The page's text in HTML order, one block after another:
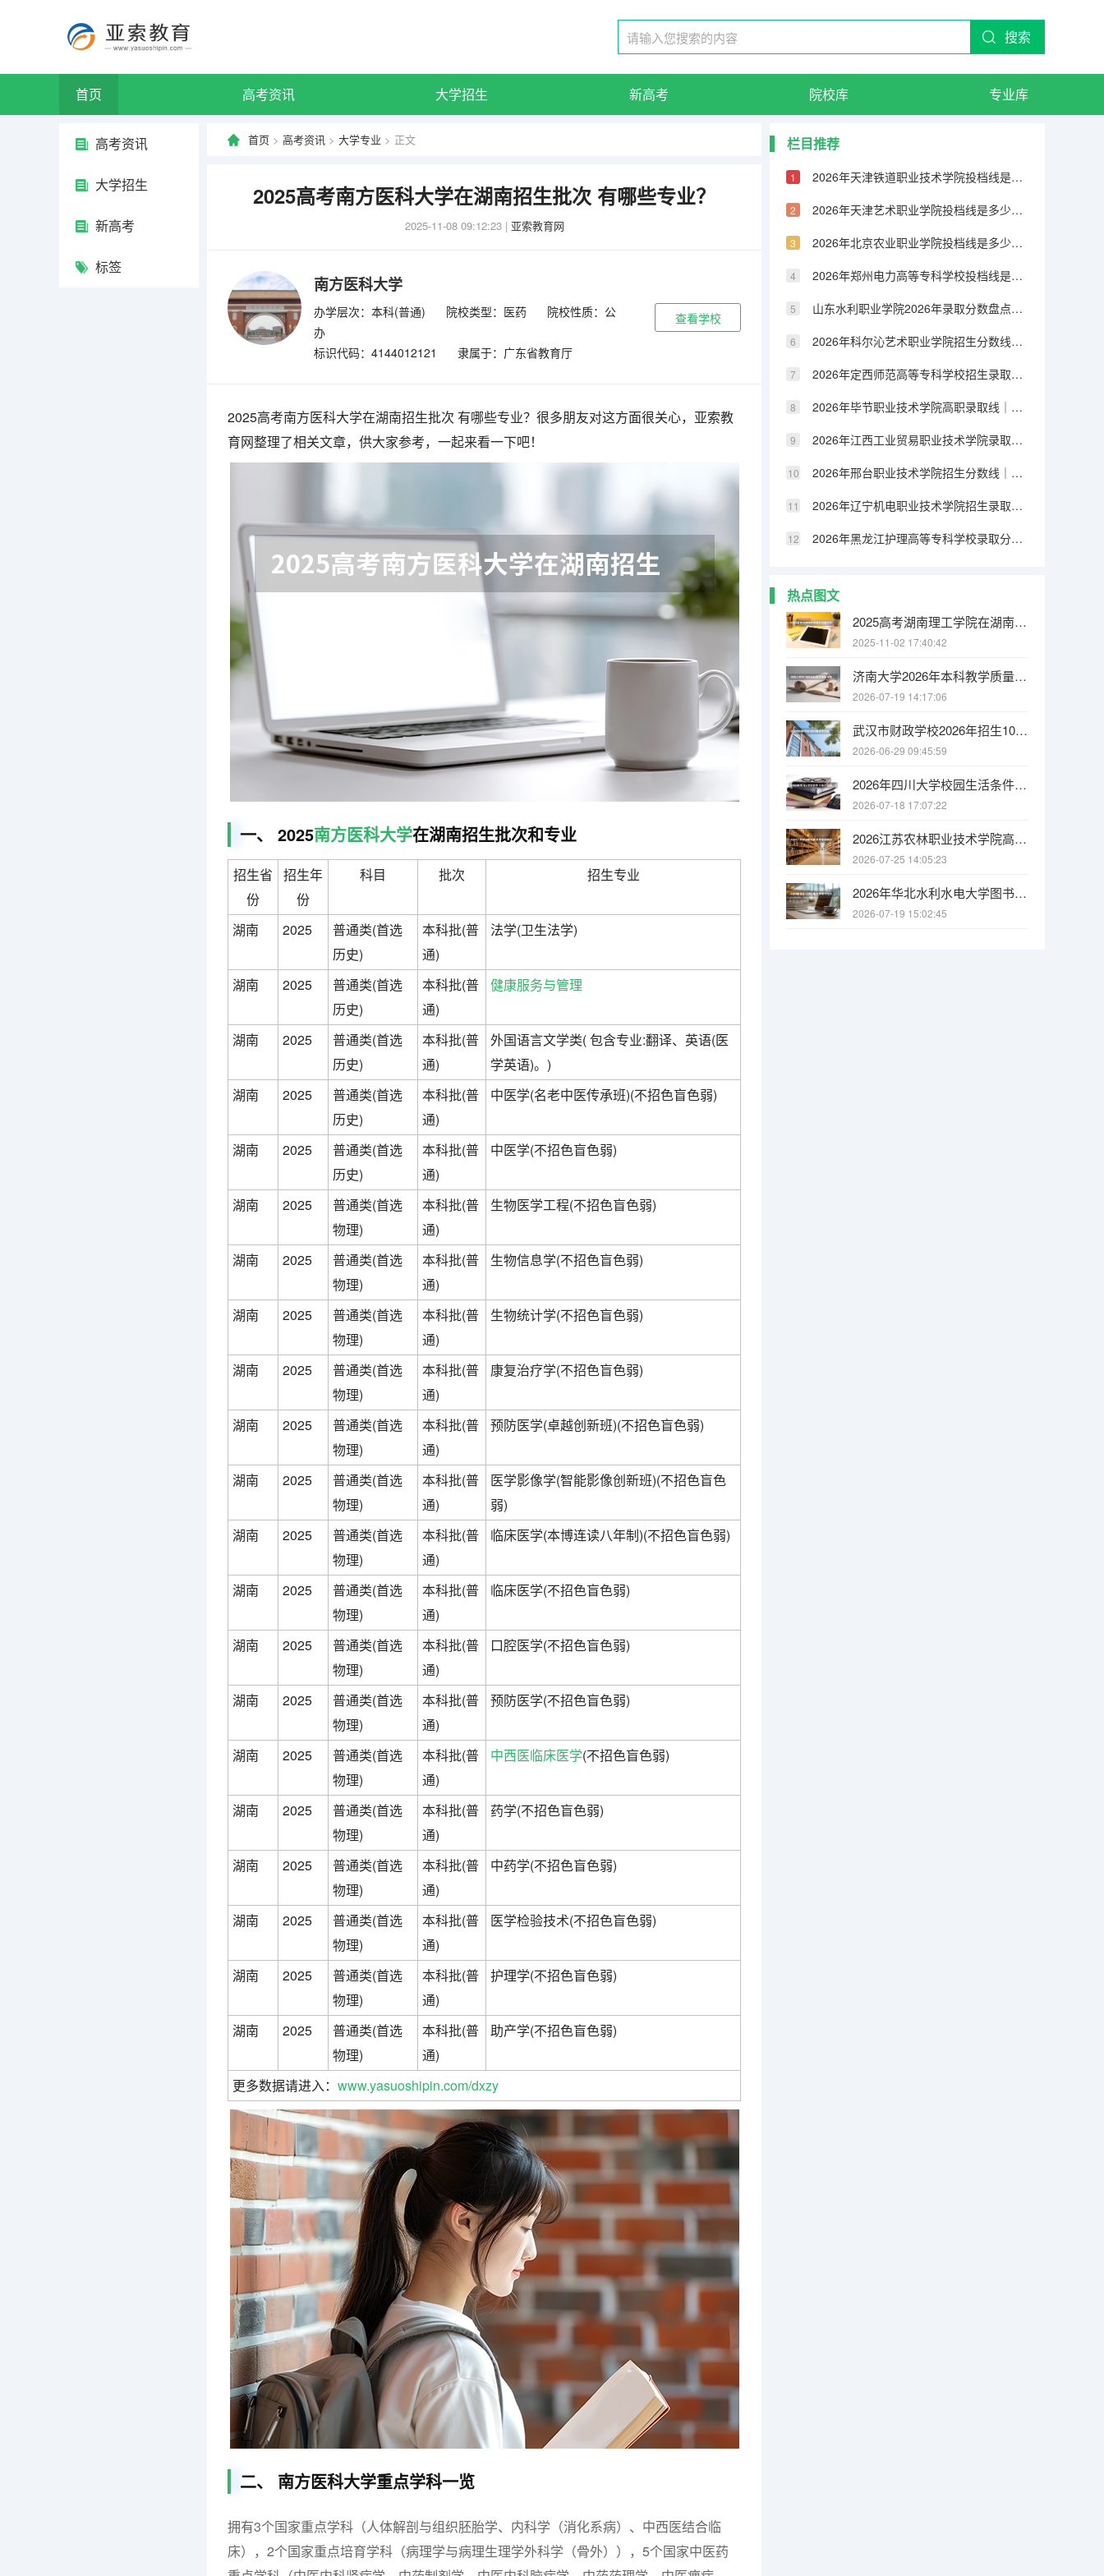
搜索
首页 高考资讯 大学招生 新高考 院校库 专业库
高考资讯
大学招生
新高考
标签
首页 > 高考资讯 > 大学专业 > 正文
2025高考南方医科大学在湖南招生批次 有哪些专业？
2025-11-08 09:12:23 | 亚索教育网
南方医科大学
办学层次：本科(普通) 院校类型：医药
院校性质：公
办
标识代码：4144012121
隶属于：广东省教育厅
查看学校
2025高考南方医科大学在湖南招生批次 有哪些专业？很多朋友对这方面很关心，亚索教
育网整理了相关文章，供大家参考，一起来看一下吧！
一、 2025南方医科大学在湖南招生批次和专业
招生省
份
招生年
份
科目 批次 招生专业
湖南 2025
普通类(首选
历史)
本科批(普
通)
法学(卫生法学)
湖南 2025
普通类(首选
历史)
本科批(普
通)
健康服务与管理
湖南 2025
普通类(首选
历史)
本科批(普
通)
外国语言文学类( 包含专业:翻译、英语(医
学英语)。)
湖南
2025
普通类(首选
历史)
本科批(普
通)
中医学(名老中医传承班)(不招色盲色弱)
湖南 2025
普通类(首选
历史)
本科批(普
通)
中医学(不招色盲色弱)
湖南 2025
普通类(首选
物理)
本科批(普
通)
生物医学工程(不招色盲色弱)
湖南 2025
普通类(首选
物理)
本科批(普
通)
生物信息学(不招色盲色弱)
湖南 2025
普通类(首选
物理)
本科批(普
通)
生物统计学(不招色盲色弱)
湖南 2025
普通类(首选
物理)
本科批(普
通)
康复治疗学(不招色盲色弱)
湖南 2025
普通类(首选
物理)
本科批(普
通)
预防医学(卓越创新班)(不招色盲色弱)
湖南 2025
普通类(首选
物理)
本科批(普
通)
医学影像学(智能影像创新班)(不招色盲色
弱)
湖南
2025
普通类(首选
物理)
本科批(普
通)
临床医学(本博连读八年制)(不招色盲色弱)
湖南 2025
普通类(首选
物理)
本科批(普
通)
临床医学(不招色盲色弱)
湖南 2025
普通类(首选
物理)
本科批(普
通)
口腔医学(不招色盲色弱)
湖南 2025
普通类(首选
物理)
本科批(普
通)
预防医学(不招色盲色弱)
湖南 2025
普通类(首选
物理)
本科批(普
通)
中西医临床医学(不招色盲色弱)
湖南 2025
普通类(首选
物理)
本科批(普
通)
药学(不招色盲色弱)
湖南 2025
普通类(首选
物理)
本科批(普
通)
中药学(不招色盲色弱)
湖南 2025
普通类(首选
物理)
本科批(普
通)
医学检验技术(不招色盲色弱)
湖南 2025
普通类(首选
物理)
本科批(普
通)
护理学(不招色盲色弱)
湖南 2025
普通类(首选
物理)
本科批(普
通)
助产学(不招色盲色弱)
更多数据请进入： www.yasuoshipin.com/dxzy
二、 南方医科大学重点学科一览
拥有3个国家重点学科（人体解剖与组织胚胎学、内科学（消化系病）、中西医结合临
床），2个国家重点培育学科（病理学与病理生理学外科学（骨外）），5个国家中医药
栏目推荐
2026年天津铁道职业技术学院投档线是多少？分数线、费用与入学攻略
2026年天津艺术职业学院投档线是多少？分数线、费用与入学攻略
2026年北京农业职业学院投档线是多少？分数线、费用与入学攻略
2026年郑州电力高等专科学校投档线是多少？分数线、费用与入学攻略
山东水利职业学院2026年录取分数盘点：宿舍、费用、就业与FAQ
2026年科尔沁艺术职业学院招生分数线｜新生报到及生活指南
2026年定西师范高等专科学校招生录取分数｜报到流程与生活条件
2026年毕节职业技术学院高职录取线｜报到手续与就业方向分析
2026年江西工业贸易职业技术学院录取分数｜手续办理与就业数据
2026年邢台职业技术学院招生分数线｜生活条件与就业前景
2026年辽宁机电职业技术学院招生录取线｜住宿条件与手续办理
2026年黑龙江护理高等专科学校录取分数是多少？一文看懂入学手续
热点图文
2025高考湖南理工学院在湖南招生批次 有哪些专业？
2025-11-02 17:40:42
济南大学2026年本科教学质量报告：师生比、课程满意度与毕业率
2026-07-19 14:17:06
武汉市财政学校2026年招生1080人，新增人工智能技术与应用、无人机3+2专业
2026-06-29 09:45:59
2026年四川大学校园生活条件全解析：宿舍、食堂、交通与周边配套
2026-07-18 17:07:22
2026江苏农林职业技术学院高职招生全知道：分数线、费用、就业方向
2026-07-25 14:05:23
2026年华北水利水电大学图书馆资源：馆藏量、开放时间与研究支持
2026-07-19 15:02:45